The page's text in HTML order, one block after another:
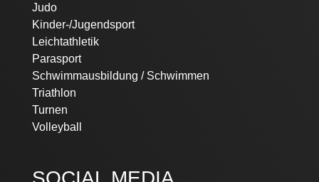
Judo
Kinder-/Jugendsport
Leichtathletik
Parasport
Schwimmausbildung / Schwimmen
Triathlon
Turnen
Volleyball